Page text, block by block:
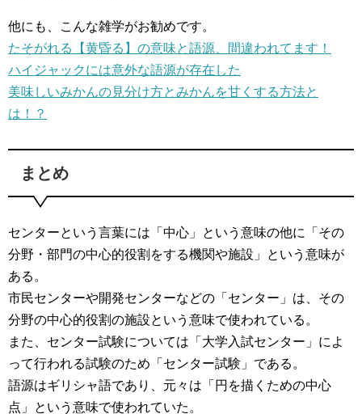
他にも、こんな雑学がお勧めです。
たそがれる【黄昏る】の意味と語源、間違われてます！
ハイジャックには意外な語源が存在した
美味しいみかんの見分け方とみかんを甘くする方法と
は！？
まとめ
センターという言葉には「中心」という意味の他に「その
分野・部門の中心的役割をする機関や施設」という意味が
ある。
市民センターや開発センターなどの「センター」は、その
分野の中心的役割の施設という意味で使われている。
また、センター試験については「大学入試センター」によ
って行われる試験のため「センター試験」である。
語源はギリシャ語であり、元々は「円を描くための中心
点」という意味で使われていた。